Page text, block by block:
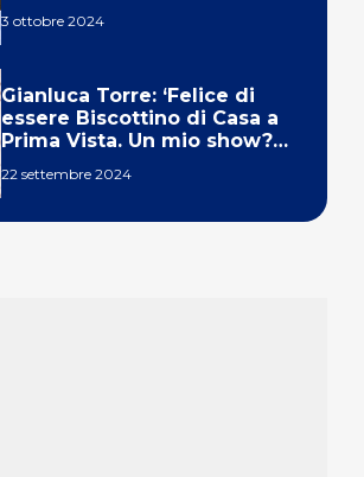
3 ottobre 2024
Gianluca Torre: ‘Felice di
essere Biscottino di Casa a
Prima Vista. Un mio show?
22 settembre 2024